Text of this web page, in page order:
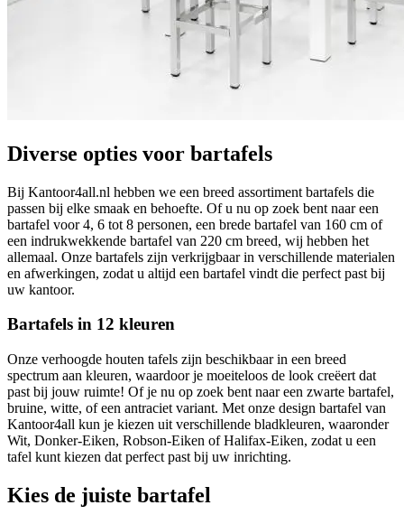
Diverse opties voor bartafels
Bij Kantoor4all.nl hebben we een breed assortiment bartafels die
passen bij elke smaak en behoefte. Of u nu op zoek bent naar een
bartafel voor 4, 6 tot 8 personen, een brede bartafel van 160 cm of
een indrukwekkende bartafel van 220 cm breed, wij hebben het
allemaal. Onze bartafels zijn verkrijgbaar in verschillende materialen
en afwerkingen, zodat u altijd een bartafel vindt die perfect past bij
uw kantoor.
Bartafels in 12 kleuren
Onze verhoogde houten tafels zijn beschikbaar in een breed
spectrum aan kleuren, waardoor je moeiteloos de look creëert dat
past bij jouw ruimte! Of je nu op zoek bent naar een zwarte bartafel,
bruine, witte, of een antraciet variant. Met onze design bartafel van
Kantoor4all kun je kiezen uit verschillende bladkleuren, waaronder
Wit, Donker-Eiken, Robson-Eiken of Halifax-Eiken, zodat u een
tafel kunt kiezen dat perfect past bij uw inrichting.
Kies de juiste bartafel